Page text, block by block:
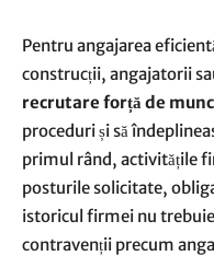
Pentru angajarea
construcții, angajatorii
recrutare forță de
proceduri și să
primul rând, activitățile
posturile solicitate,
istoricul firmei nu
contravenții precum